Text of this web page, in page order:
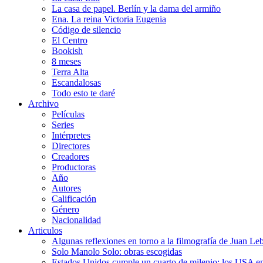
La casa de papel. Berlín y la dama del armiño
Ena. La reina Victoria Eugenia
Código de silencio
El Centro
Bookish
8 meses
Terra Alta
Escandalosas
Todo esto te daré
Archivo
Películas
Series
Intérpretes
Directores
Creadores
Productoras
Año
Autores
Calificación
Género
Nacionalidad
Articulos
Algunas reflexiones en torno a la filmografía de Juan
Solo Manolo Solo: obras escogidas